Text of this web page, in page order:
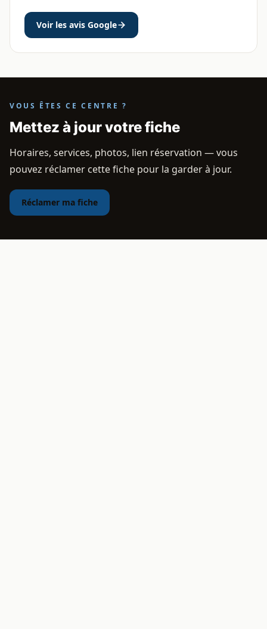
Voir les avis Google
VOUS ÊTES CE CENTRE ?
Mettez à jour votre fiche
Horaires, services, photos, lien réservation — vous
pouvez réclamer cette fiche pour la garder à jour.
Réclamer ma fiche